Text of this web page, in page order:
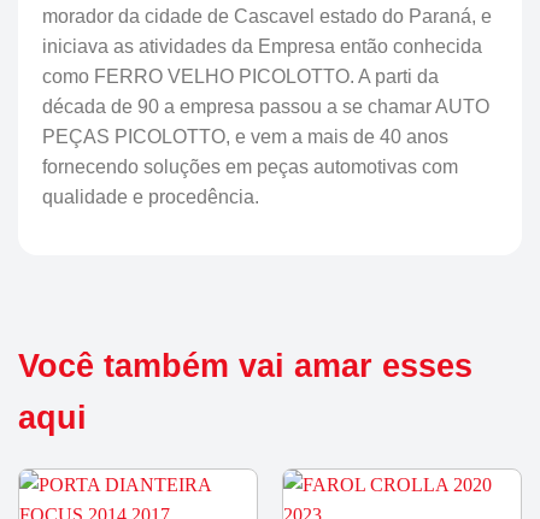
morador da cidade de Cascavel estado do Paraná, e
iniciava as atividades da Empresa então conhecida
como FERRO VELHO PICOLOTTO. A parti da
década de 90 a empresa passou a se chamar AUTO
PEÇAS PICOLOTTO, e vem a mais de 40 anos
fornecendo soluções em peças automotivas com
qualidade e procedência.
Você também vai amar esses
aqui